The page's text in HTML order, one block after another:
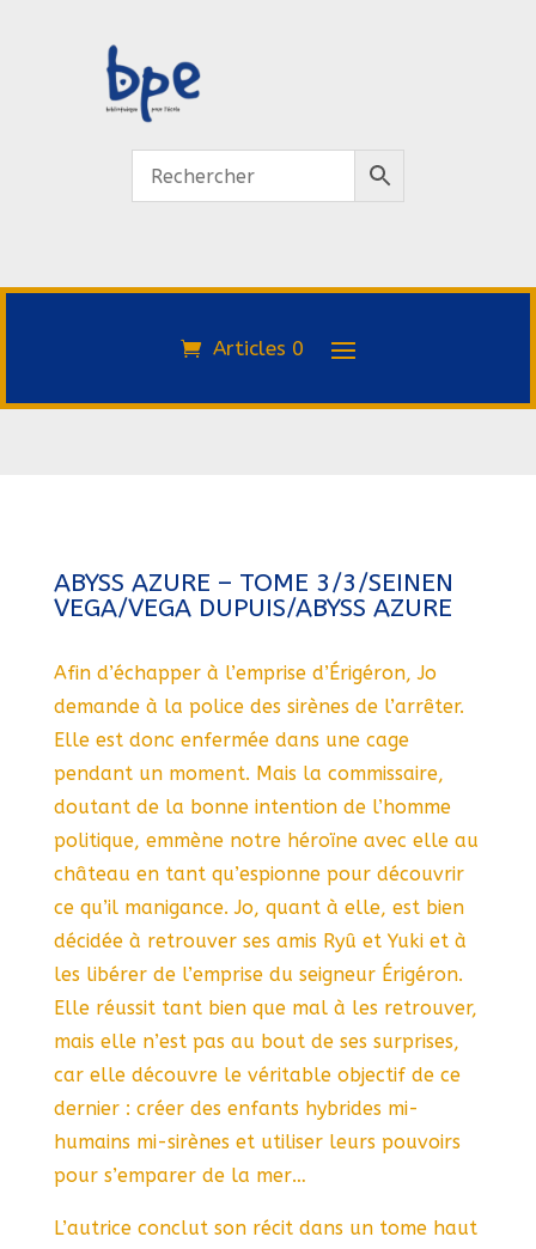
Articles 0
ABYSS AZURE – TOME 3/3/SEINEN
VEGA/VEGA DUPUIS/ABYSS AZURE
Afin d’échapper à l’emprise d’Érigéron, Jo
demande à la police des sirènes de l’arrêter.
Elle est donc enfermée dans une cage
pendant un moment. Mais la commissaire,
doutant de la bonne intention de l’homme
politique, emmène notre héroïne avec elle au
château en tant qu’espionne pour découvrir
ce qu’il manigance. Jo, quant à elle, est bien
décidée à retrouver ses amis Ryû et Yuki et à
les libérer de l’emprise du seigneur Érigéron.
Elle réussit tant bien que mal à les retrouver,
mais elle n’est pas au bout de ses surprises,
car elle découvre le véritable objectif de ce
dernier : créer des enfants hybrides mi-
humains mi-sirènes et utiliser leurs pouvoirs
pour s’emparer de la mer…
L’autrice conclut son récit dans un tome haut